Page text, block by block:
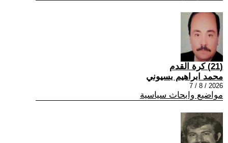
(21) كرة القدم
محمد ابراهيم بسيوني
2026 / 8 / 7
مواضيع وابحاث سياسية